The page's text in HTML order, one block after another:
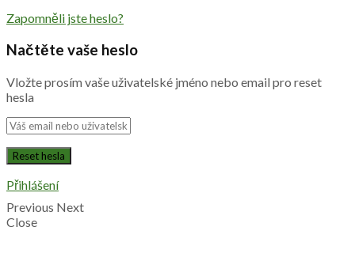
Zapomněli jste heslo?
Načtěte vaše heslo
Vložte prosím vaše uživatelské jméno nebo email pro reset
hesla
Přihlášení
Previous Next
Close